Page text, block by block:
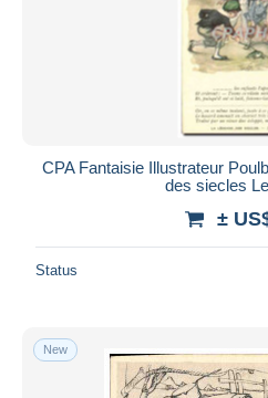
CPA Fantaisie Illustrateur
des siecles
±
Status
New